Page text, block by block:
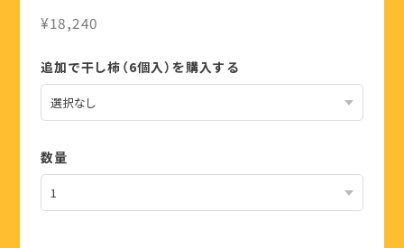
¥18,240
追加で干し柿（6個入）を購入する
数量